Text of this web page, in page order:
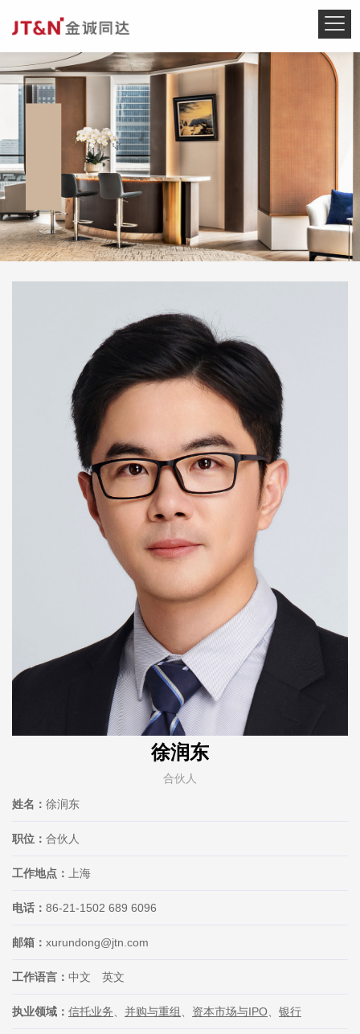
徐润东
合伙人
姓名： 徐润东
职位： 合伙人
工作地点： 上海
电话： 86-21-1502 689 6096
邮箱： xurundong@jtn.com
工作语言： 中文 英文
执业领域： 信托业务 并购与重组 资本市场与IPO 银行